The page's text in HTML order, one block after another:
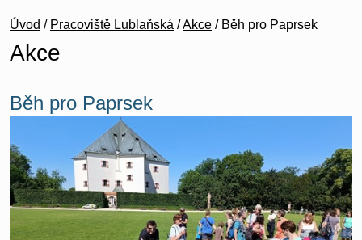
Akce
Úvod / Pracoviště Lublaňská /Akce / Běh pro Paprsek
Běh pro Paprsek